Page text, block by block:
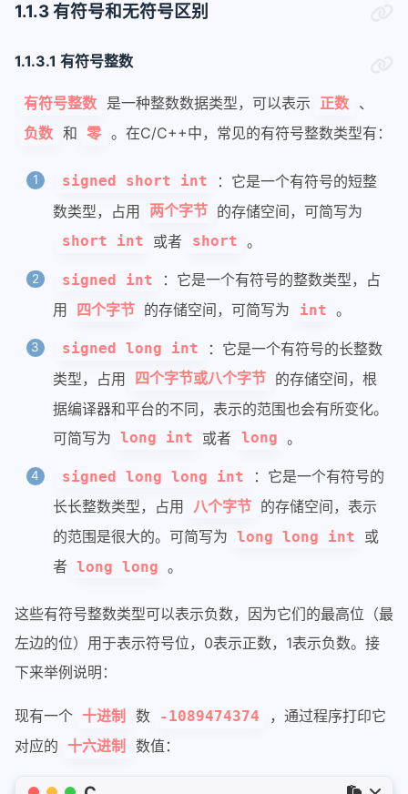
1.1.3 有符号和无符号区别
1.1.3.1 有符号整数
有符号整数 是一种整数数据类型，可以表示 正数 、
负数 和 零 。在C/C++中，常见的有符号整数类型有：
signed short int
：它是一个有符号的短整
数类型，占用
两个字节 的存储空间，可简写为
short int 或者 short 。
signed int
：它是一个有符号的整数类型，占
用
四个字节 的存储空间，可简写为 int 。
signed long int
：它是一个有符号的长整数
类型，占用
四个字节或八个字节 的存储空间，根
据编译器和平台的不同，表示的范围也会有所变化。
可简写为 long int 或者 long 。
signed long long int
：它是一个有符号的
长长整数类型，占用
八个字节 的存储空间，表示
的范围是很大的。可简写为 long long int
或
者 long long 。
这些有符号整数类型可以表示负数，因为它们的最高位（最
左边的位）用于表示符号位，0表示正数，1表示负数。接
下来举例说明：
现有一个 十进制 数 -1089474374
，通过程序打印它
对应的
十六进制 数值：